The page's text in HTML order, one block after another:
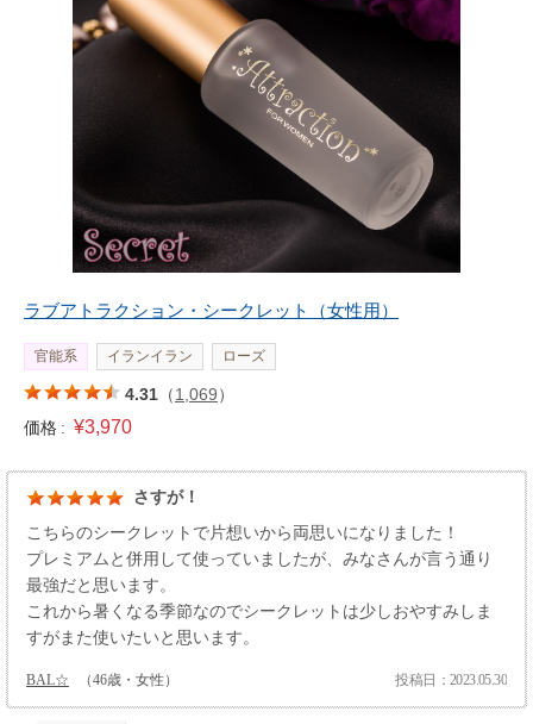
ラブアトラクション・シークレット（女性用）
官能系 イランイラン ローズ
4.31 （1,069）
価格 : ¥3,970
さすが！
こちらのシークレットで片想いから両思いになりました！
プレミアムと併用して使っていましたが、みなさんが言う通り
最強だと思います。
これから暑くなる季節なのでシークレットは少しおやすみしま
すがまた使いたいと思います。
BAL☆ （46歳・女性） 投稿日：2023.05.30